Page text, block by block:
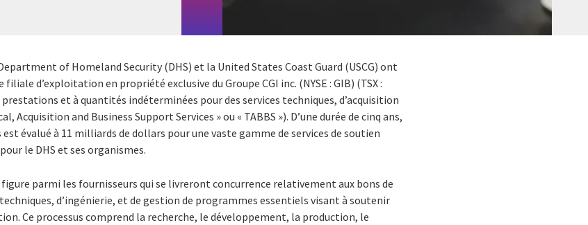
of Homeland Security (DHS) et la United States Coast Guard (USCG) ont
filiale d’exploitation en propriété exclusive du Groupe CGI inc. (NYSE : GIB) (TSX :
et à quantités indéterminées pour des services techniques, d’acquisition
Acquisition and Business Support Services » ou « TABBS »). D’une durée de cinq ans,
évalué à 11 milliards de dollars pour une vaste gamme de services de soutien
le DHS et ses organismes.
figure parmi les fournisseurs qui se livreront concurrence relativement aux bons de
d’ingénierie, et de gestion de programmes essentiels visant à soutenir
Ce processus comprend la recherche, le développement, la production, le